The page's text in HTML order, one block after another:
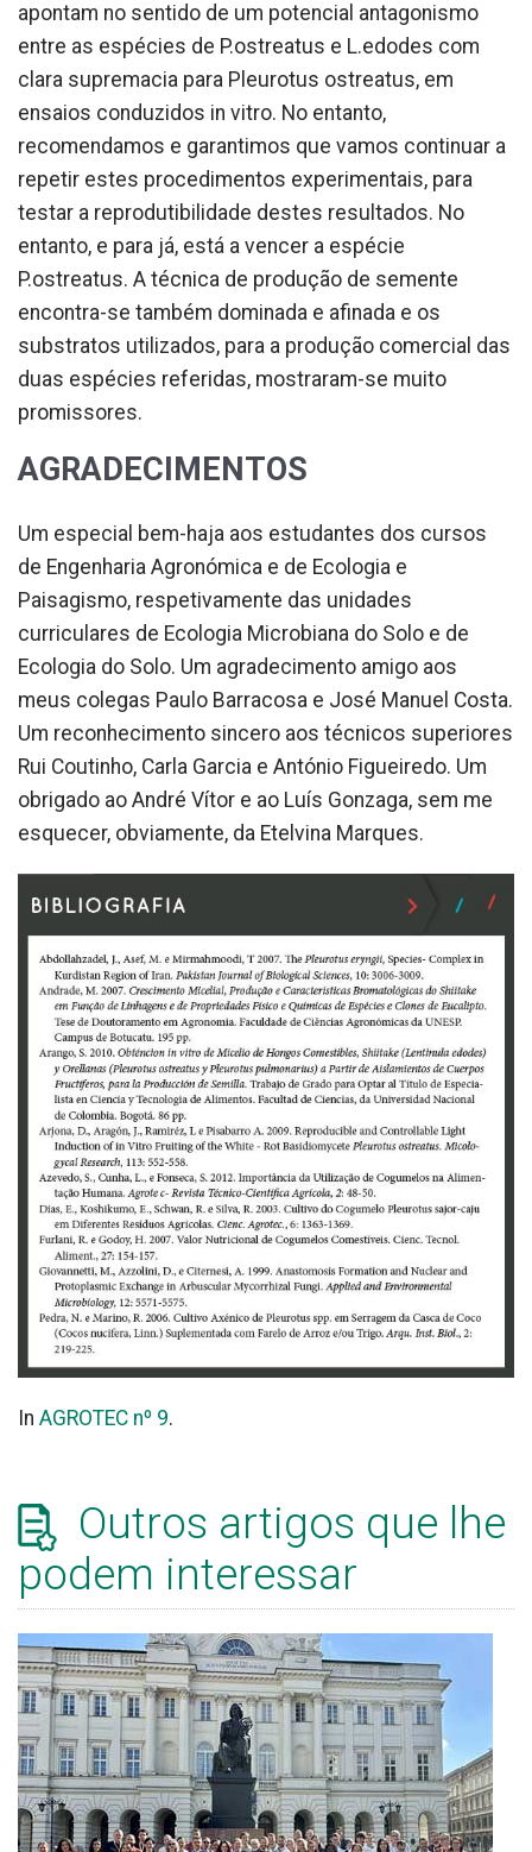
apontam no sentido de um potencial antagonismo
entre as espécies de P.ostreatus e L.edodes com
clara supremacia para Pleurotus ostreatus, em
ensaios conduzidos in vitro. No entanto,
recomendamos e garantimos que vamos continuar a
repetir estes procedimentos experimentais, para
testar a reprodutibilidade destes resultados. No
entanto, e para já, está a vencer a espécie
P.ostreatus. A técnica de produção de semente
encontra-se também dominada e afinada e os
substratos utilizados, para a produção comercial das
duas espécies referidas, mostraram-se muito
promissores.
AGRADECIMENTOS
Um especial bem-haja aos estudantes dos cursos
de Engenharia Agronómica e de Ecologia e
Paisagismo, respetivamente das unidades
curriculares de Ecologia Microbiana do Solo e de
Ecologia do Solo. Um agradecimento amigo aos
meus colegas Paulo Barracosa e José Manuel Costa.
Um reconhecimento sincero aos técnicos superiores
Rui Coutinho, Carla Garcia e António Figueiredo. Um
obrigado ao André Vítor e ao Luís Gonzaga, sem me
esquecer, obviamente, da Etelvina Marques.
In AGROTEC nº 9.
Outros artigos que lhe
podem interessar